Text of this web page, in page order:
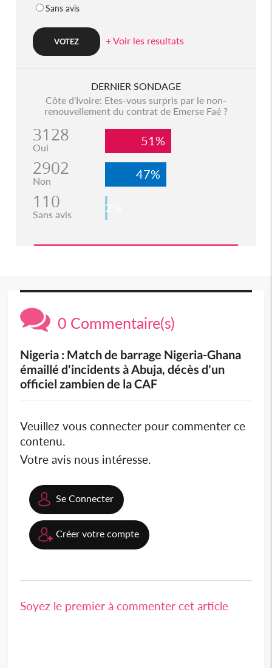
Sans avis
+ Voir les resultats
DERNIER SONDAGE
Côte d'Ivoire: Etes-vous surpris par le non-
renouvellement du contrat de Emerse Faé ?
3128
Oui 51%
2902
Non 47%
110
Sans avis 2%
0 Commentaire(s)
Nigeria : Match de barrage Nigeria-Ghana
émaillé d'incidents à Abuja, décès d'un
officiel zambien de la CAF
Veuillez vous connecter pour commenter ce
contenu.
Votre avis nous intéresse.
Se Connecter
Créer votre compte
Soyez le premier à commenter cet article